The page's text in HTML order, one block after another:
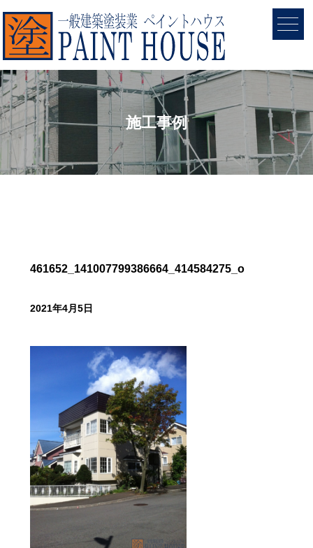
施工事例
461652_141007799386664_414584275_o
2021年4月5日